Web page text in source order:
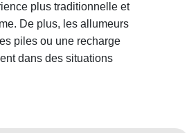
plus traditionnelle et
De plus, les allumeurs
piles ou une recharge
dans des situations